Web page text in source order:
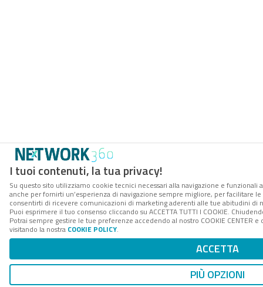
I tuoi contenuti, la tua privacy!
Su questo sito utilizziamo cookie tecnici necessari alla navigazione e funzionali
anche per fornirti un’esperienza di navigazione sempre migliore, per facilitare
consentirti di ricevere comunicazioni di marketing aderenti alle tue abitudini di
Puoi esprimere il tuo consenso cliccando su ACCETTA TUTTI I COOKIE.
Potrai sempre gestire le tue preferenze accedendo al nostro COOKIE
visitando la nostra COOKIE POLICY.
ACCETTA
PIÙ OPZIONI